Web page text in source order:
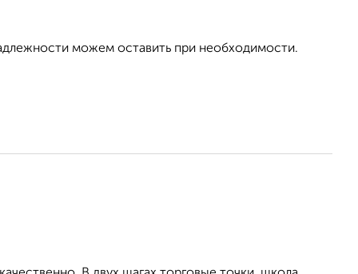
можем оставить при необходимости.